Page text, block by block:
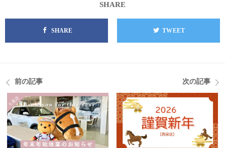
SHARE
SHARE TWEET
前の記事 次の記事